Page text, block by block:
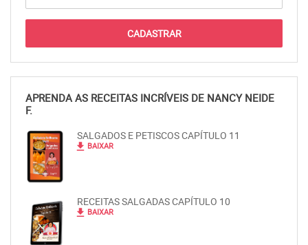
APRENDA AS RECEITAS INCRÍVEIS DE NANCY NEIDE
F.
SALGADOS E PETISCOS CAPÍTULO 11
file_download BAIXAR
RECEITAS SALGADAS CAPÍTULO 10
file_download BAIXAR